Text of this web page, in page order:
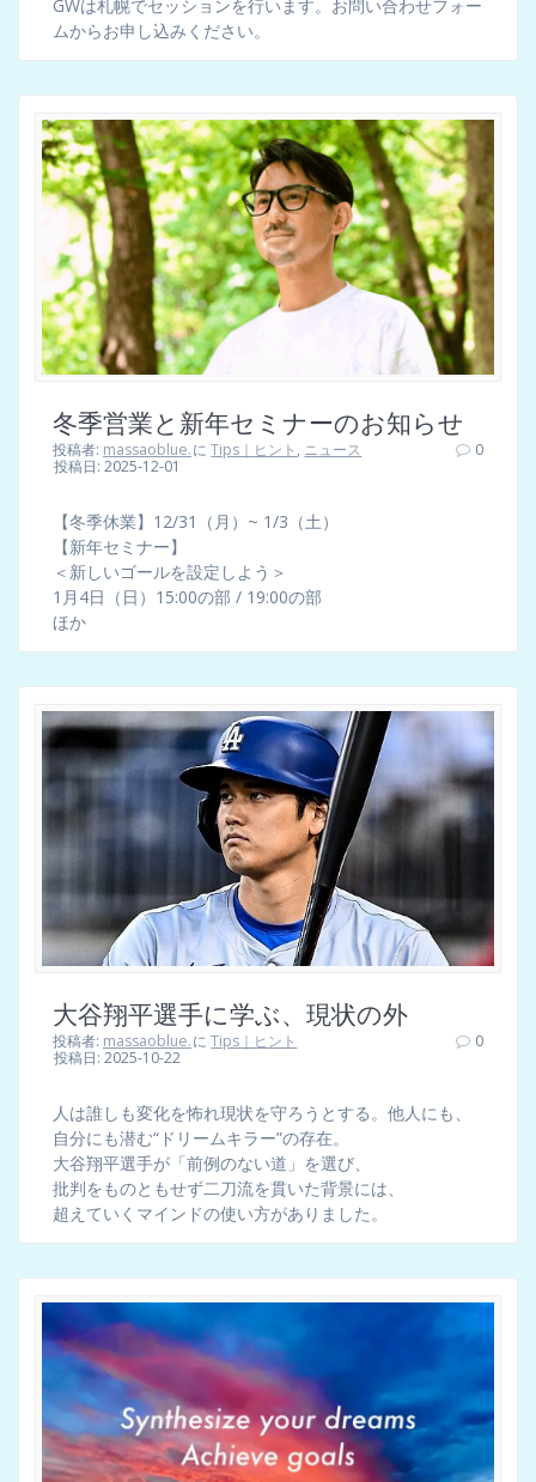
GWは札幌でセッションを行います。お問い合わせフォー
ムからお申し込みください。
冬季営業と新年セミナーのお知らせ
投稿者: massaoblue.にTips｜ヒント , ニュース
投稿日: 2025-12-01
0
【冬季休業】12/31（月）~ 1/3（土）
【新年セミナー】
＜新しいゴールを設定しよう＞
1月4日（日）15:00の部 / 19:00の部
ほか
大谷翔平選手に学ぶ、現状の外
投稿者: massaoblue.にTips｜ヒント
投稿日: 2025-10-22
0
人は誰しも変化を怖れ現状を守ろうとする。他人にも、
自分にも潜む“ドリームキラー”の存在。
大谷翔平選手が「前例のない道」を選び、
批判をものともせず二刀流を貫いた背景には、
超えていくマインドの使い方がありました。